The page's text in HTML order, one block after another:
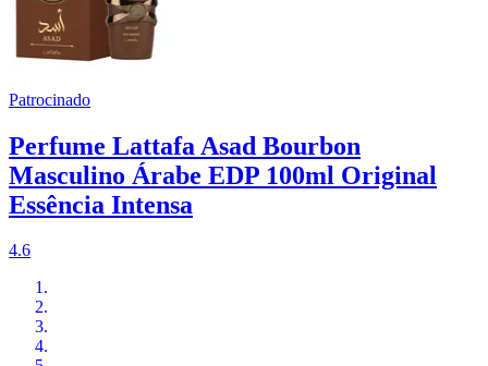
Patrocinado
Perfume Lattafa Asad Bourbon
Masculino Árabe EDP 100ml Original
Essência Intensa
4.6